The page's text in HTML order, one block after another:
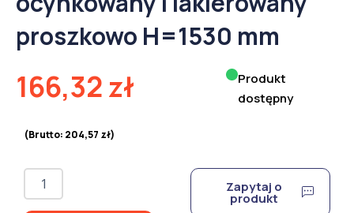
proszkowo H=1530 mm
166,32zł
(Brutto: 204,57 zł)
Produkt
dostępny
ilość
Panel
Zapytaj o
produkt